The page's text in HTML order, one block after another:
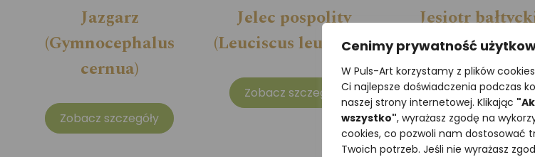
Cenimy prywatność
W Puls-Art korzystamy z plików
Ci najlepsze doświadczenia podczas
naszej strony internetowej. Klikając
wszystko", wyrażasz zgodę na
cookies, co pozwoli nam dostosować
Twoich potrzeb. Jeśli nie wyrażasz
Jazgarz
(Gymnocephalus
cernua)
Zobacz szczegóły
Jelec pospolity
(Leuciscus leuciscus)
Zobacz szczegóły
Jesiotr
(Acipenser
oxyrinchus
oxyrinchus)
Zobacz szczegóły